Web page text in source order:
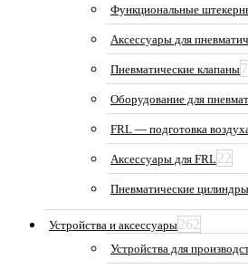
Функциональные
Аксессуары для
Пневматические клапаны
Оборудование для
FRL — подготовка
Аксессуары для FRL22
Пневматические цилиндры
Устройства и аксессуары262
Устройства для